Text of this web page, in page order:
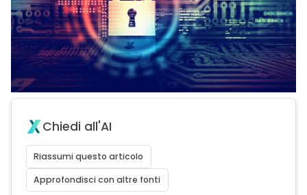
Chiedi all'AI
Riassumi questo articolo
Approfondisci con altre fonti